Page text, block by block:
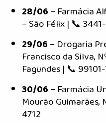
28/06– Farmácia
– São Félix | 📞
29/06– Drogaria
Francisco da Silva,
Fagundes | 📞
30/06– Farmácia
Mourão Guimarães,
4712